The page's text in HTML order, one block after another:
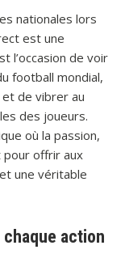
nationales lors
est une
l’occasion de voir
football mondial,
de vibrer au
des joueurs.
où la passion,
pour offrir aux
une véritable
chaque action